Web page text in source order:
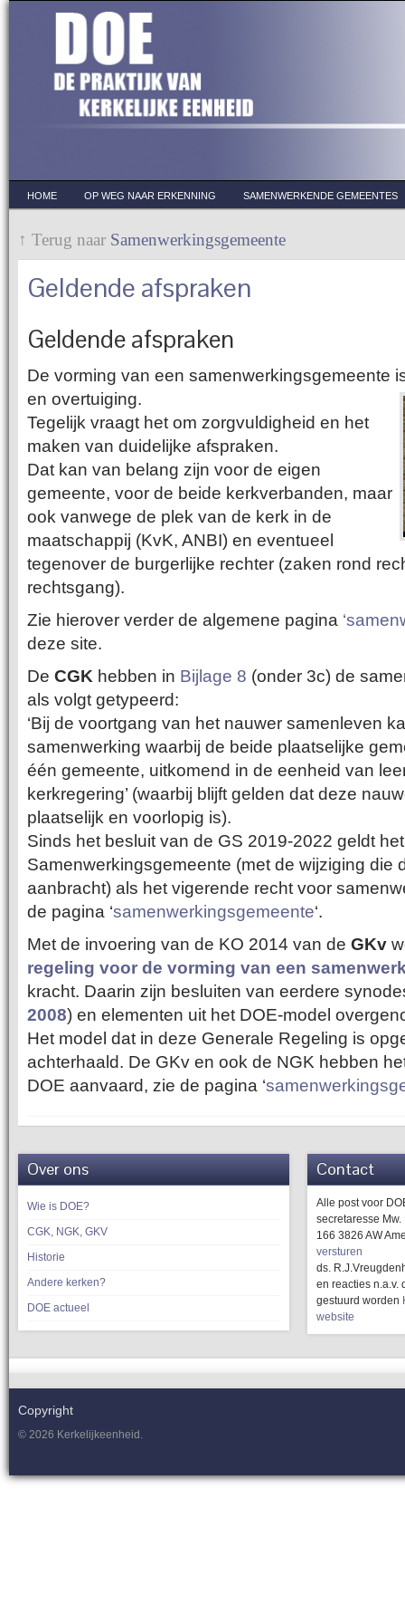
HOME OP WEG NAAR ERKENNING SAMENWERKENDE GEMEENTES
↑ Terug naar Samenwerkingsgemeente
Geldende afspraken
Geldende afspraken
De vorming van een samenwerkingsgemeente
en overtuiging.
Tegelijk vraagt het om zorgvuldigheid en het
maken van duidelijke afspraken.
Dat kan van belang zijn voor de eigen
gemeente, voor de beide kerkverbanden, maar
ook vanwege de plek van de kerk in de
maatschappij (KvK, ANBI) en eventueel
tegenover de burgerlijke rechter (zaken rond
rechtsgang).
Zie hierover verder de algemene pagina
deze site.
De CGK hebben in Bijlage 8 (onder 3c) de
als volgt getypeerd:
‘Bij de voortgang van het nauwer samenleven
samenwerking waarbij de beide plaatselijke
één gemeente, uitkomend in de eenheid van
kerkregering’ (waarbij blijft gelden dat deze
plaatselijk en voorlopig is).
Sinds het besluit van de GS 2019-2022 geldt
Samenwerkingsgemeente (met de wijziging die
aanbracht) als het vigerende recht voor
de pagina ‘samenwerkingsgemeente‘.
Met de invoering van de KO 2014 van de GKv
regeling voor de vorming van een
kracht. Daarin zijn besluiten van eerdere
2008) en elementen uit het DOE-model
Het model dat in deze Generale Regeling is
achterhaald. De GKv en ook de NGK hebben
DOE aanvaard, zie de pagina ‘
Over ons
Wie is DOE?
CGK, NGK, GKV
Historie
Andere kerken?
DOE actueel
Contact
Alle post voor
secretaresse
166 3826 AW
versturen
ds.
en reacties n.a.v.
gestuurd worden
website
Copyright
© 2026 Kerkelijkeenheid.